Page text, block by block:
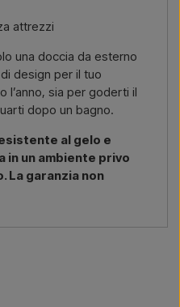
attrezzi
una doccia da esterno
design per il tuo
l’anno, sia per goderti il
dopo un bagno.
al gelo e
in un ambiente privo
La garanzia non